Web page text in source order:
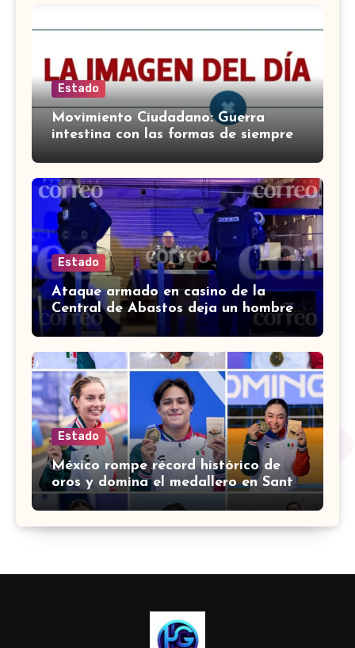
Estado
Movimiento Ciudadano: Guerra
intestina con las formas de siempre
Estado
Ataque armado en casino de la
Central de Abastos deja un hombre
muerto en León
Estado
México rompe récord histórico de
oros y domina el medallero en Santo
Domingo 2026